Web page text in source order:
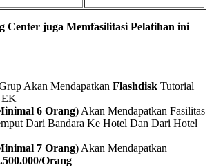
Center juga Memfasilitasi Pelatihan ini
Akan Mendapatkan Flashdisk Tutorial
6 Orang) Akan Mendapatkan Fasilitas
Dari Bandara Ke Hotel Dan Dari Hotel
7 Orang) Akan Mendapatkan
Orang